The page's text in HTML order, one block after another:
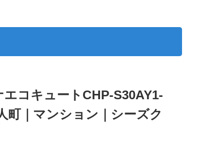
コキュートCHP-S30AY1-
町｜マンション｜シーズク